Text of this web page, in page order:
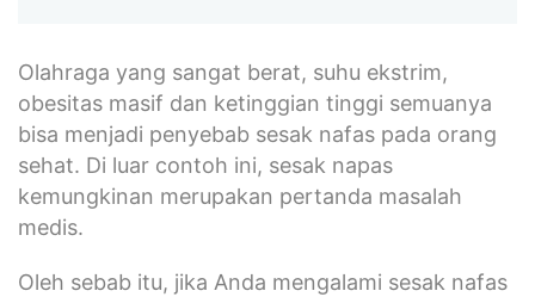
Olahraga yang sangat berat, suhu ekstrim,
obesitas masif dan ketinggian tinggi semuanya
bisa menjadi penyebab sesak nafas pada orang
sehat. Di luar contoh ini, sesak napas
kemungkinan merupakan pertanda masalah
medis.
Oleh sebab itu, jika Anda mengalami sesak nafas